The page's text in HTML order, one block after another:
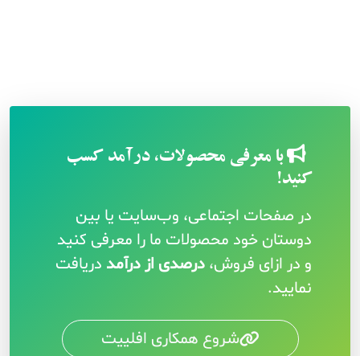
با معرفی محصولات، درآمد کسب
کنید!
در صفحات اجتماعی، وب‌سایت یا بین
دوستان خود محصولات ما را معرفی کنید
و در ازای فروش، درصدی از درآمد دریافت
نمایید.
شروع همکاری افلییت